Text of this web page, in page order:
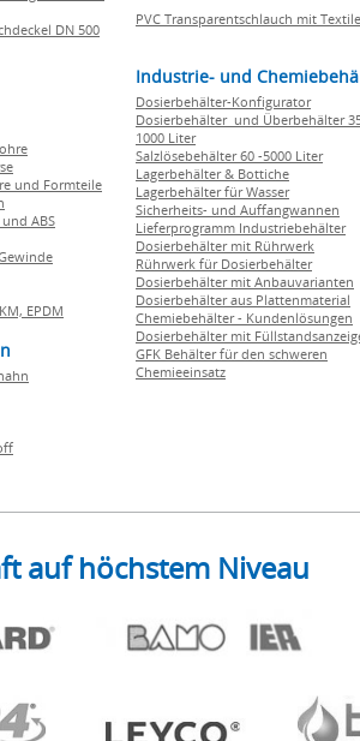
DN 500
und Formteile
ABS
EPDM
PVC Transparentschlauch mit
Industrie- und
Dosierbehälter-Konfigurator
Dosierbehälter und Überbehälter
1000 Liter
Salzlösebehälter 60 -5000 Liter
Lagerbehälter & Bottiche
Lagerbehälter für Wasser
Sicherheits- und Auffangwannen
Lieferprogramm Industriebehälter
Dosierbehälter mit Rührwerk
Rührwerk für Dosierbehälter
Dosierbehälter mit Anbauvarianten
Dosierbehälter aus Plattenmaterial
Chemiebehälter - Kundenlösungen
Dosierbehälter mit
GFK Behälter für den schweren
Chemieeinsatz
auf höchstem Niveau